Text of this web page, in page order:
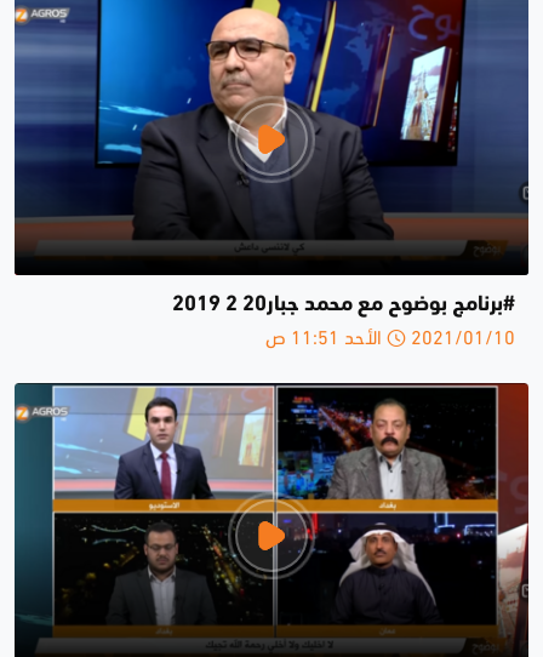
#برنامج بوضوح مع محمد جبار20 2 2019
2021/01/10 الأحد 11:51 ص